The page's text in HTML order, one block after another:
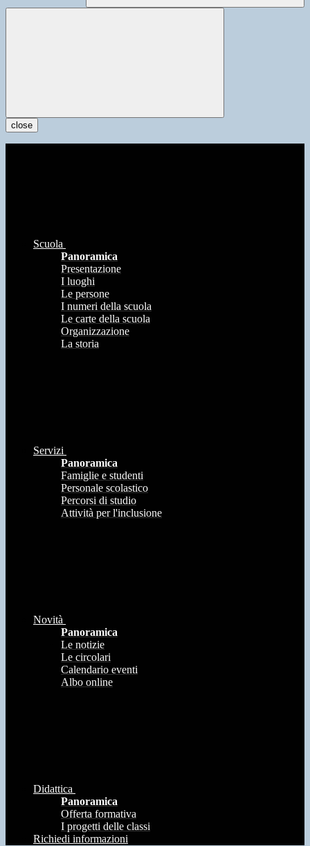
close
Scuola
Panoramica
Presentazione
I luoghi
Le persone
I numeri della scuola
Le carte della scuola
Organizzazione
La storia
Servizi
Panoramica
Famiglie e studenti
Personale scolastico
Percorsi di studio
Attività per l'inclusione
Novità
Panoramica
Le notizie
Le circolari
Calendario eventi
Albo online
Didattica
Panoramica
Offerta formativa
I progetti delle classi
Richiedi informazioni